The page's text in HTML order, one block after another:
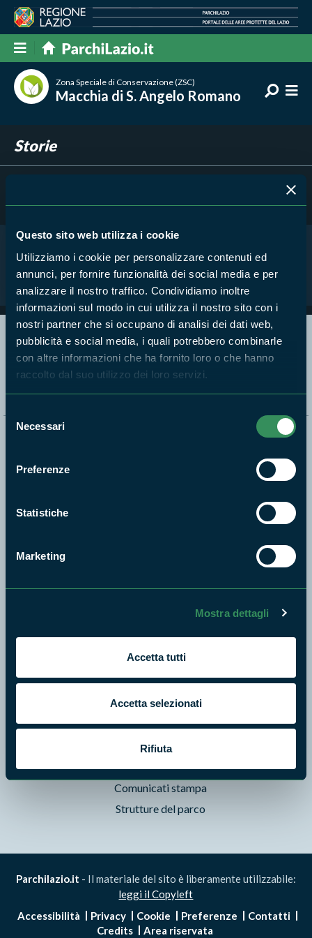
Questo sito web utilizza i cookie
Utilizziamo i cookie per personalizzare contenuti ed
annunci, per fornire funzionalità dei social media e per
analizzare il nostro traffico. Condividiamo inoltre
informazioni sul modo in cui utilizza il nostro sito con i
nostri partner che si occupano di analisi dei dati web,
pubblicità e social media, i quali potrebbero combinarle
con altre informazioni che ha fornito loro o che hanno
raccolto dal suo utilizzo dei loro servizi.
delNecessari
Preferenze
Statistiche
Marketing
Mostra dettagli
Accetta tutti
Accetta selezionati
Rifiuta
Zona Speciale di Conservazione (ZSC)
Macchia di S. Angelo Romano
Storie
Nessun risultato trovato
Segui i nostri social ufficiali
Pubblicazioni
Prodotti Natura in Campo
Aziende Natura in Campo
Programmi e progetti
Cartografie
Avvisi e bandi
Studi e ricerche
Comunicati stampa
Strutture del parco
Parchilazio.it - Il materiale del sito è liberamente utilizzabile:
leggi il Copyleft
Accessibilità
Privacy Cookie Preferenze
Contatti
Credits
Area riservata